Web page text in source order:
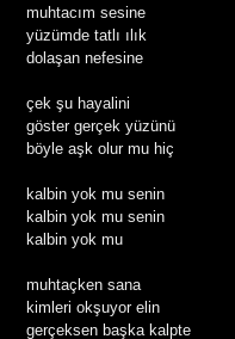
muhtacım sesine
yüzümde tatlı ılık
dolaşan nefesine
çek şu hayalini
göster gerçek yüzünü
böyle aşk olur mu hiç
kalbin yok mu senin
kalbin yok mu senin
kalbin yok mu
muhtaçken sana
kimleri okşuyor elin
gerçeksen başka kalpte